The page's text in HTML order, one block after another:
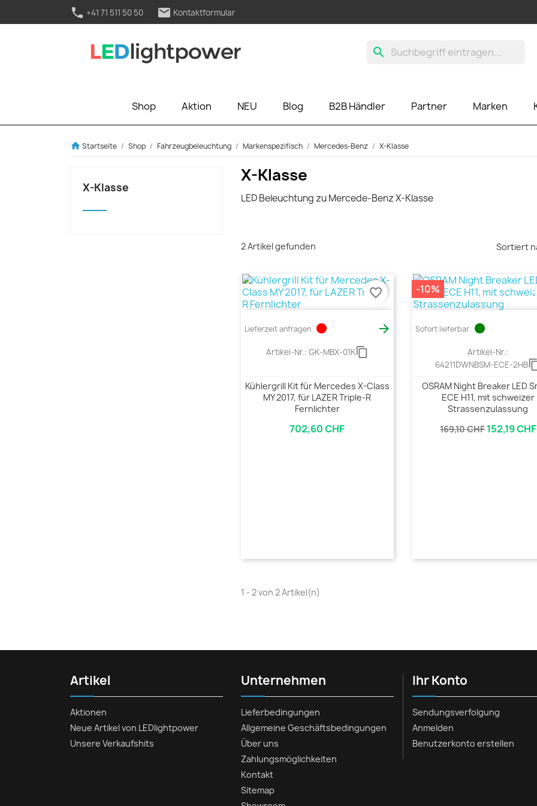
phone +41 71 511 50 50 mail Kontaktformular
search
Shop Aktion NEU Blog B2B Händler Partner Marken
home Startseite Shop Fahrzeugbeleuchtung Markenspezifisch Mercedes-Benz X-Klasse
X-Klasse
X-Klasse
LED Beleuchtung zu Mercede-Benz X-Klasse
2 Artikel gefunden Sortiert
Lieferzeit anfragen circle 
Artikel-Nr.: GK-MBX-01Kcontent_copy
Kühlergrill Kit für Mercedes X-Class
MY 2017, für LAZER Triple-R
Fernlichter
702,60 CHF
favorite_border
Sofort lieferbar circle
Artikel-Nr.:
64211DWNBSM-ECE-2HB
OSRAM Night Breaker LED
ECE H11, mit schweizer
Strassenzulassung
169,10 CHF 152,19 CHF
-10%
1 - 2 von 2 Artikel(n)
Artikel
Aktionen
Neue Artikel von LEDlightpower
Unsere Verkaufshits
Unternehmen
Lieferbedingungen
Allgemeine Geschäftsbedingungen
Über uns
Zahlungsmöglichkeiten
Kontakt
Sitemap
Ihr Konto
Sendungsverfolgung
Anmelden
Benutzerkonto erstellen